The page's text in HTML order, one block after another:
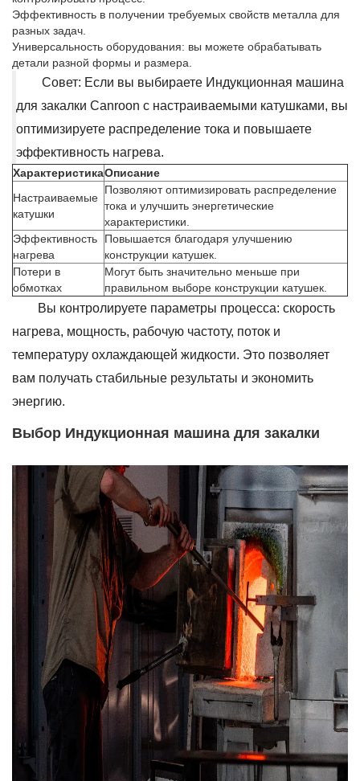
Эффективность в получении требуемых свойств металла для
разных задач.
Универсальность оборудования: вы можете обрабатывать
детали разной формы и размера.
Совет: Если вы выбираете Индукционная машина
для закалки Canroon с настраиваемыми катушками, вы
оптимизируете распределение тока и повышаете
эффективность нагрева.
ХарактеристикаОписание
Настраиваемые
катушки
Позволяют оптимизировать распределение
тока и улучшить энергетические
характеристики.
Эффективность
нагрева
Повышается благодаря улучшению
конструкции катушек.
Потери в
обмотках
Могут быть значительно меньше при
правильном выборе конструкции катушек.
Вы контролируете параметры процесса: скорость
нагрева, мощность, рабочую частоту, поток и
температуру охлаждающей жидкости. Это позволяет
вам получать стабильные результаты и экономить
энергию.
Выбор Индукционная машина для закалки